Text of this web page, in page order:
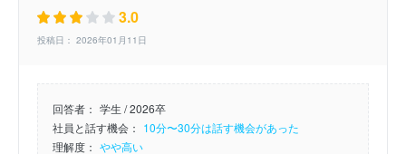
3.0
投稿日： 2026年01月11日
回答者： 学生 / 2026卒
社員と話す機会： 10分〜30分は話す機会があった
理解度： やや高い